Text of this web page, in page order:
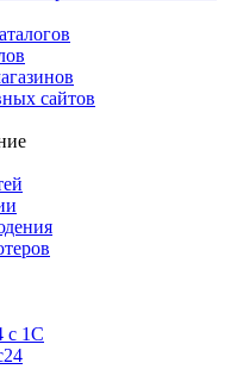
сайтов
с 1С